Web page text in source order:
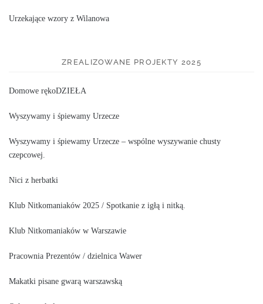
Urzekające wzory z Wilanowa
ZREALIZOWANE PROJEKTY 2025
Domowe rękoDZIEŁA
Wyszywamy i śpiewamy Urzecze
Wyszywamy i śpiewamy Urzecze – wspólne wyszywanie chusty
czepcowej.
Nici z herbatki
Klub Nitkomaniaków 2025 / Spotkanie z igłą i nitką.
Klub Nitkomaniaków w Warszawie
Pracownia Prezentów / dzielnica Wawer
Makatki pisane gwarą warszawską